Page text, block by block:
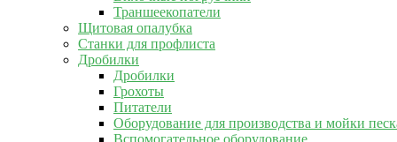
Траншеекопатели
Щитовая опалубка
Станки для профлиста
Дробилки
Дробилки
Грохоты
Питатели
Оборудование для производства и мойки
Вспомогательное оборудование